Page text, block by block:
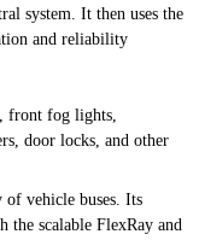
system. It then uses the
and reliability
front fog lights,
door locks, and other
of vehicle buses. Its
the scalable FlexRay and